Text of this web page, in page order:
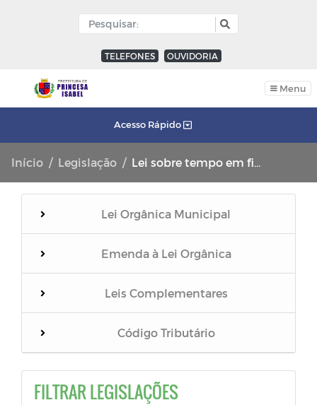
TELEFONES OUVIDORIA
Menu
Acesso Rápido
Início Legislação Lei sobre tempo em fila de Agências Bancárias
Lei Orgânica Municipal
Emenda à Lei Orgânica
Leis Complementares
Código Tributário
Leis
FILTRAR LEGISLAÇÕES